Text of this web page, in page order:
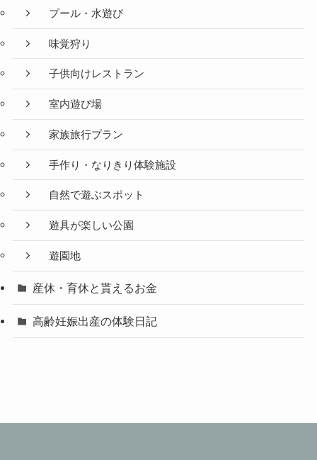
プール・水遊び
味覚狩り
子供向けレストラン
室内遊び場
家族旅行プラン
手作り・なりきり体験施設
自然で遊ぶスポット
遊具が楽しい公園
遊園地
産休・育休と貰えるお金
高齢妊娠出産の体験日記